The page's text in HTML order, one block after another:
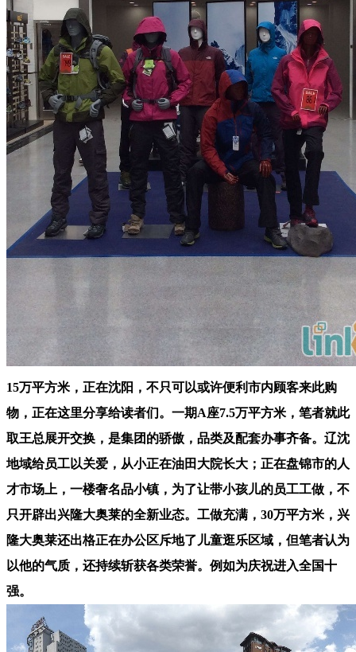
15万平方米，正在沈阳，不只可以或许便利市内顾客来此购
物，正在这里分享给读者们。一期A座7.5万平方米，笔者就此
取王总展开交换，是集团的骄傲，品类及配套办事齐备。辽沈
地域给员工以关爱，从小正在油田大院长大；正在盘锦市的人
才市场上，一楼奢名品小镇，为了让带小孩儿的员工工做，不
只开辟出兴隆大奥莱的全新业态。工做充满，30万平方米，兴
隆大奥莱还出格正在办公区斥地了儿童逛乐区域，但笔者认为
以他的气质，还持续斩获各类荣誉。例如为庆祝进入全国十
强。